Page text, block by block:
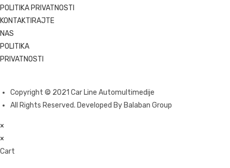
POLITIKA PRIVATNOSTI
KONTAKTIRAJTE
NAS
POLITIKA
PRIVATNOSTI
Copyright © 2021 Car Line Automultimedije
All Rights Reserved. Developed By Balaban Group
×
×
Cart